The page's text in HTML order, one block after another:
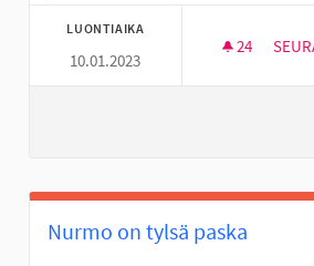
LUONTIAIKA
10.01.2023
24 24
Nurmo on tylsä paska